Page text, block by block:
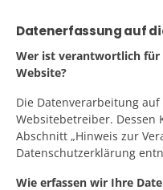
Datenerfassung auf
Wer ist verantwortlich für
Website?
Die Datenverarbeitung
Websitebetreiber. Dessen
Abschnitt „Hinweis zur
Datenschutzerklärung
Wie erfassen wir Ihre